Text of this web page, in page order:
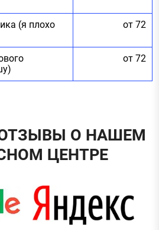
(я плохо
от 72
от 72
О НАШЕМ
ЦЕНТРЕ